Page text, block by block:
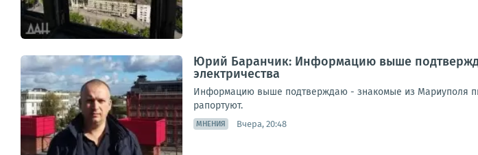
Юрий Баранчик: Информацию выше
электричества
Информацию выше подтверждаю - знакомые из Мариуполя
рапортуют.
МНЕНИЯ Вчера, 20:48